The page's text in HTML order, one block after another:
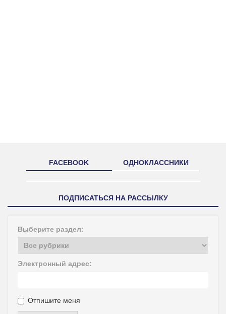
FACEBOOK ОДНОКЛАССНИКИ
ПОДПИСАТЬСЯ НА РАССЫЛКУ
Выберите раздел:
Электронный адрес:
Отпишите меня